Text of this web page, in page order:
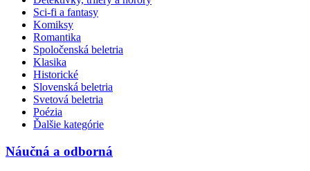
Sci-fi a fantasy
Komiksy
Romantika
Spoločenská beletria
Klasika
Historické
Slovenská beletria
Svetová beletria
Poézia
Ďalšie kategórie
Náučná a odborná